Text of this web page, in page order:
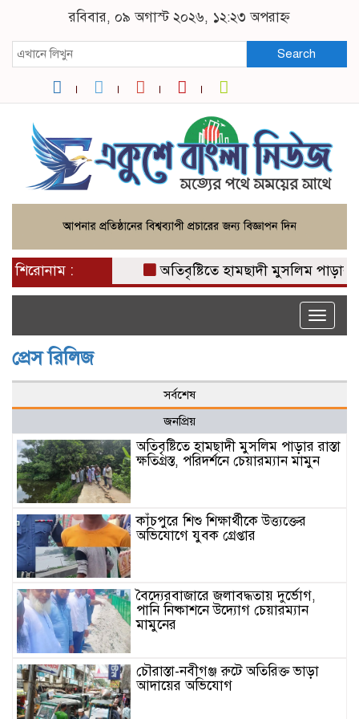
রবিবার, ০৯ অগাস্ট ২০২৬, ১২:২৩ অপরাহ্ন
Search
শিরোনাম : অতিবৃষ্টিতে হামছাদী মুসলিম পাড়ার
Toggle
প্রেস রিলিজ
সর্বশেষ
জনপ্রিয়
অতিবৃষ্টিতে হামছাদী মুসলিম পাড়ার রাস্তা
ক্ষতিগ্রস্ত, পরিদর্শনে চেয়ারম্যান মামুন
কাঁচপুরে শিশু শিক্ষার্থীকে উত্ত্যক্তের
অভিযোগে যুবক গ্রেপ্তার
বৈদ্যেরবাজারে জলাবদ্ধতায় দুর্ভোগ,
পানি নিষ্কাশনে উদ্যোগ চেয়ারম্যান
মামুনের
চৌরাস্তা-নবীগঞ্জ রুটে অতিরিক্ত ভাড়া
আদায়ের অভিযোগ